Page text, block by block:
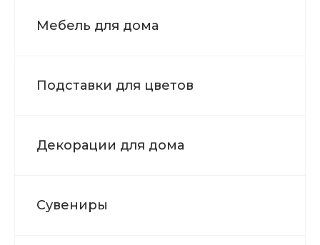
Мебель для дома
Подставки для цветов
Декорации для дома
Сувениры